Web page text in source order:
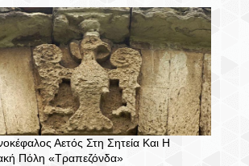
Αετός Στη Σητεία Και Η
Πόλη «Τραπεζόνδα»